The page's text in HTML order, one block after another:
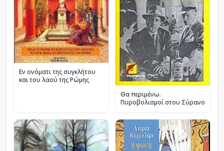
Εν ονόματι της συγκλήτου
και του λαού της Ρώμης
Θα περιμένω.
Πυροβολισμοί στου Σύρανο